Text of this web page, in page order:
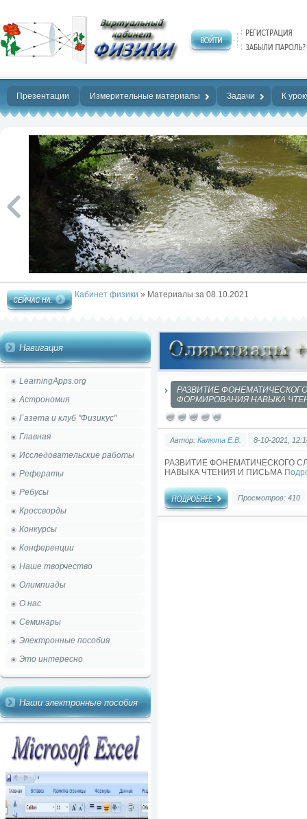
Нет предела
совершенству!
Презентации Измерительные материалы Задачи К
Кабинет физики » Материалы за 08.10.2021
Навигация
LearningApps.org
Астрономия
Газета и клуб "Физикус"
Главная
Исследовательские работы
Рефераты
Ребусы
Кроссворды
Конкурсы
Конференции
Наше творчество
Олимпиады
О нас
Семинары
Электронные пособия
Это интересно
Наши электронные пособия
РАЗВИТИЕ
ФОРМИРОВАНИЯ НАВЫКА
Автор: Калюта Е.В. 8-10-2021,
РАЗВИТИЕ ФОНЕМАТИЧЕСКОГО
НАВЫКА ЧТЕНИЯ И ПИСЬМА
Просмотров: 410